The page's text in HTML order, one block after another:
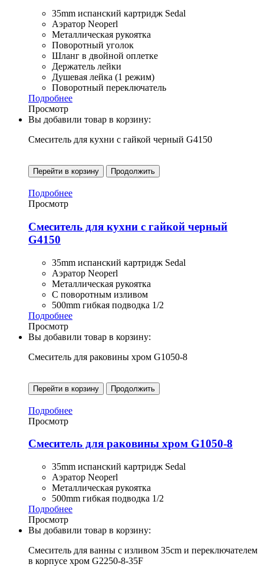
35mm испанский картридж Sedal
Аэратор Neoperl
Металлическая рукоятка
Поворотный уголок
Шланг в двойной оплетке
Держатель лейки
Душевая лейка (1 режим)
Поворотный переключатель
Подробнее
Просмотр
Вы добавили товар в корзину:
Смеситель для кухни с гайкой черный G4150
Перейти в корзину Продолжить
Подробнее
Просмотр
Смеситель для кухни с гайкой черный
G4150
35mm испанский картридж Sedal
Аэратор Neoperl
Металлическая рукоятка
С поворотным изливом
500mm гибкая подводка 1/2
Подробнее
Просмотр
Вы добавили товар в корзину:
Смеситель для раковины хром G1050-8
Перейти в корзину Продолжить
Подробнее
Просмотр
Смеситель для раковины хром G1050-8
35mm испанский картридж Sedal
Аэратор Neoperl
Металлическая рукоятка
500mm гибкая подводка 1/2
Подробнее
Просмотр
Вы добавили товар в корзину:
Смеситель для ванны с изливом 35cm и переключателем
в корпусе хром G2250-8-35F